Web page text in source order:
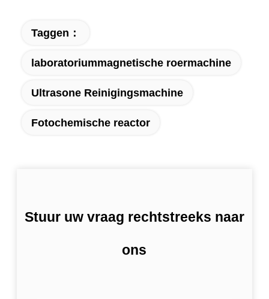
Taggen：
laboratoriummagnetische roermachine
Ultrasone Reinigingsmachine
Fotochemische reactor
Stuur uw vraag rechtstreeks naar
ons